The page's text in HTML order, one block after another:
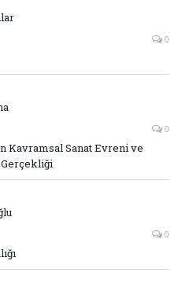
0
0
Kavramsal Sanat Evreni ve
0